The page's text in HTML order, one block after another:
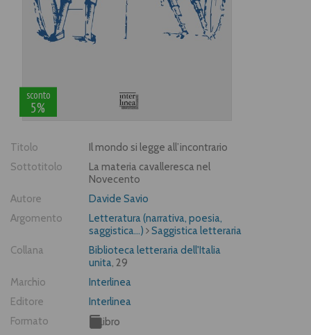
sconto
5%
Titolo
Il mondo si legge all’incontrario
Sottotitolo
La materia cavalleresca nel
Novecento
Autore
Davide Savio
Argomento
Letteratura (narrativa, poesia,
saggistica...)
Saggistica letteraria
Collana
Biblioteca letteraria dell'Italia
unita, 29
Marchio
Interlinea
Editore
Interlinea
Formato
Libro